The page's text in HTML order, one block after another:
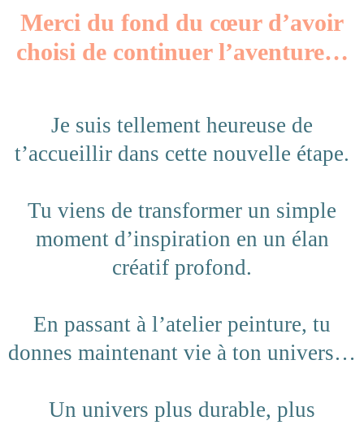
Merci du fond du cœur d’avoir
choisi de continuer l’aventure…
Je suis tellement heureuse de
t’accueillir dans cette nouvelle étape.
Tu viens de transformer un simple
moment d’inspiration en un élan
créatif profond.
En passant à l’atelier peinture, tu
donnes maintenant vie à ton univers…
Un univers plus durable, plus